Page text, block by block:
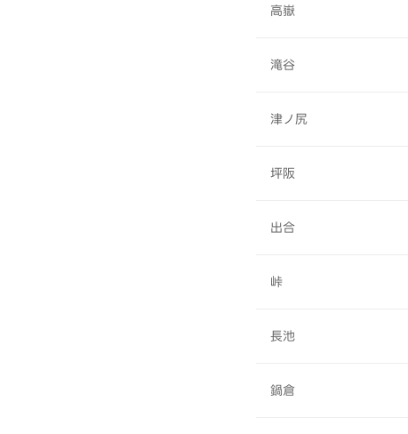
高嶽
滝谷
津ノ尻
坪阪
出合
峠
長池
鍋倉